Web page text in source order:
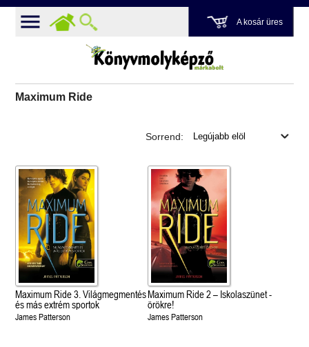
A kosár üres
Maximum Ride
Sorrend:
Maximum Ride 3. Világmegmentés
és más extrém sportok
James Patterson
Maximum Ride 2 – Iskolaszünet -
örökre!
James Patterson